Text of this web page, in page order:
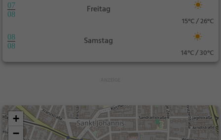
07
08
Freitag
15°C / 26°C
08
08
Samstag
14°C / 30°C
+
−